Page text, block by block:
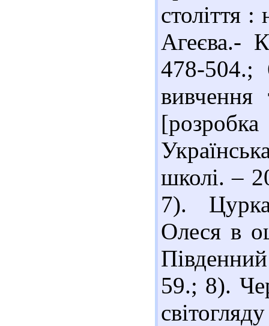
століття
Агеєва.-
478-
вивчення
школі. –
7).
Олеся в
59.; 8).